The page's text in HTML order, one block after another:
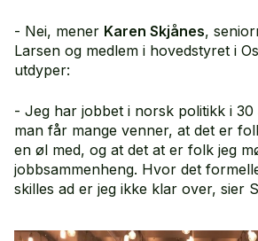
- Nei, mener Karen Skjånes,
Larsen og medlem i hovedstyret i
utdyper:
- Jeg har jobbet i norsk politikk i
man får mange venner, at det er
en øl med, og at det at er folk jeg
jobbsammenheng. Hvor det
skilles ad er jeg ikke klar over, sier